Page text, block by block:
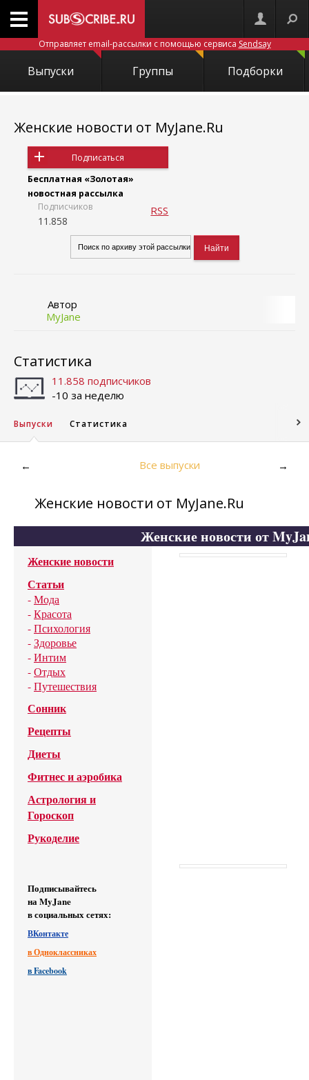
Отправляет email-рассылки с помощью сервиса Sendsay
Выпуски Группы Подборки
Женские новости от MyJane.Ru
Подписаться
Бесплатная «Золотая»
новостная рассылка
Подписчиков
11.858
RSS
Автор
MyJane
Статистика
11.858 подписчиков
-10 за неделю
Выпуски Статистика
← Все выпуски →
Женские новости от MyJane.Ru
Женские новости от
Женские новости
Статьи
-Мода
-Красота
-Психология
-Здоровье
-Интим
-Отдых
-Путешествия
Сонник
Рецепты
Диеты
Фитнес и аэробика
Астрология и
Гороскоп
Рукоделие
Подписывайтесь
на MyJane
в социальных сетях:
ВКонтакте
в Одноклассниках
в Facebook